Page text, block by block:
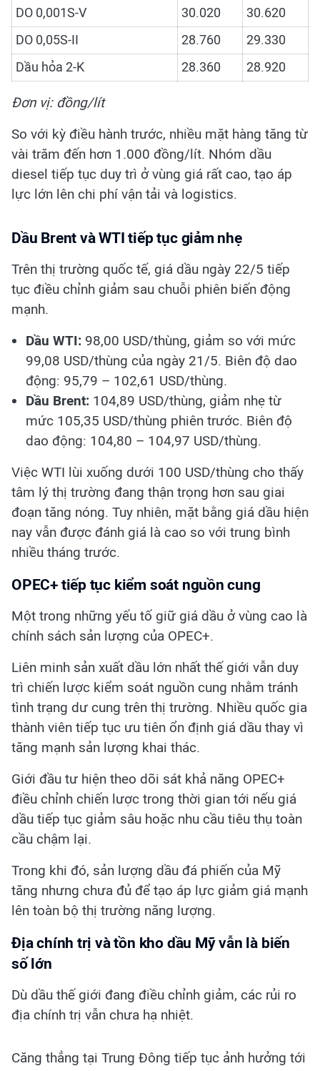
DO 0,001S-V
30.020
30.620
DO 0,05S-II
28.760
29.330
Dầu hỏa 2-K
28.360 28.920
Đơn vị: đồng/lít
So với kỳ điều hành trước, nhiều mặt hàng tăng từ
vài trăm đến hơn 1.000 đồng/lít. Nhóm dầu
diesel tiếp tục duy trì ở vùng giá rất cao, tạo áp
lực lớn lên chi phí vận tải và logistics.
Dầu Brent và WTI tiếp tục giảm nhẹ
Trên thị trường quốc tế, giá dầu ngày 22/5 tiếp
tục điều chỉnh giảm sau chuỗi phiên biến động
mạnh.
Dầu WTI: 98,00 USD/thùng, giảm so với mức
99,08 USD/thùng của ngày 21/5. Biên độ dao
động: 95,79 – 102,61 USD/thùng.
Dầu Brent: 104,89 USD/thùng, giảm nhẹ từ
mức 105,35 USD/thùng phiên trước. Biên độ
dao động: 104,80 – 104,97 USD/thùng.
Việc WTI lùi xuống dưới 100 USD/thùng cho thấy
tâm lý thị trường đang thận trọng hơn sau giai
đoạn tăng nóng. Tuy nhiên, mặt bằng giá dầu hiện
nay vẫn được đánh giá là cao so với trung bình
nhiều tháng trước.
OPEC+ tiếp tục kiểm soát nguồn cung
Một trong những yếu tố giữ giá dầu ở vùng cao là
chính sách sản lượng của OPEC+.
Liên minh sản xuất dầu lớn nhất thế giới vẫn duy
trì chiến lược kiểm soát nguồn cung nhằm tránh
tình trạng dư cung trên thị trường. Nhiều quốc gia
thành viên tiếp tục ưu tiên ổn định giá dầu thay vì
tăng mạnh sản lượng khai thác.
Giới đầu tư hiện theo dõi sát khả năng OPEC+
điều chỉnh chiến lược trong thời gian tới nếu giá
dầu tiếp tục giảm sâu hoặc nhu cầu tiêu thụ toàn
cầu chậm lại.
Trong khi đó, sản lượng dầu đá phiến của Mỹ
tăng nhưng chưa đủ để tạo áp lực giảm giá mạnh
lên toàn bộ thị trường năng lượng.
Địa chính trị và tồn kho dầu Mỹ vẫn là biến
số lớn
Dù dầu thế giới đang điều chỉnh giảm, các rủi ro
địa chính trị vẫn chưa hạ nhiệt.
Căng thẳng tại Trung Đông tiếp tục ảnh hưởng tới